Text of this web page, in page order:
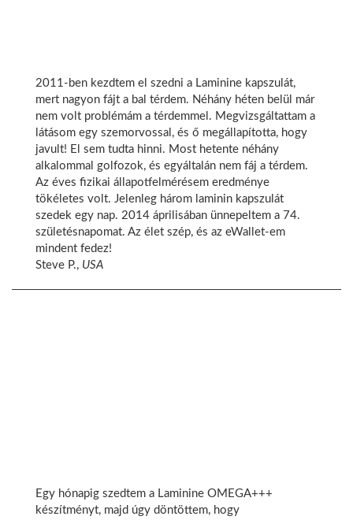
2011-ben kezdtem el szedni a Laminine kapszulát,
mert nagyon fájt a bal térdem. Néhány héten belül már
nem volt problémám a térdemmel. Megvizsgáltattam a
látásom egy szemorvossal, és ő megállapította, hogy
javult! El sem tudta hinni. Most hetente néhány
alkalommal golfozok, és egyáltalán nem fáj a térdem.
Az éves fizikai állapotfelmérésem eredménye
tökéletes volt. Jelenleg három laminin kapszulát
szedek egy nap. 2014 áprilisában ünnepeltem a 74.
születésnapomat. Az élet szép, és az eWallet-em
mindent fedez!
Steve P., USA
Egy hónapig szedtem a Laminine OMEGA+++
készítményt, majd úgy döntöttem, hogy